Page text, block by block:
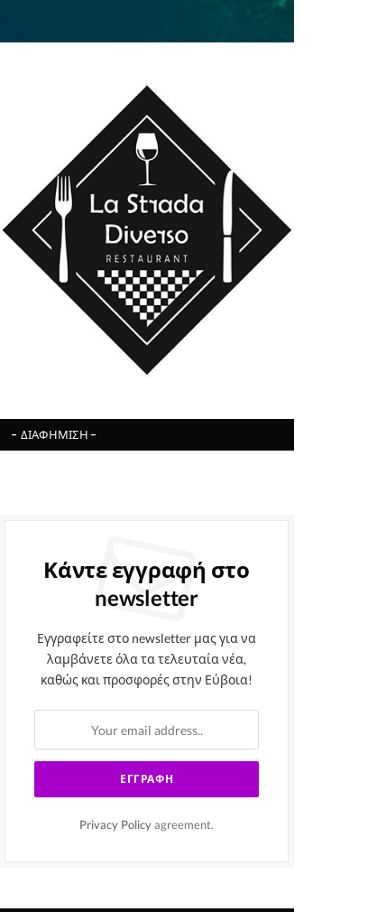
- ΔΙΑΦΉΜΙΣΗ -
Κάντε εγγραφή στο
newsletter
Εγγραφείτε στο newsletter μας για να
λαμβάνετε όλα τα τελευταία νέα,
καθώς και προσφορές στην Εύβοια!
Privacy Policy agreement.